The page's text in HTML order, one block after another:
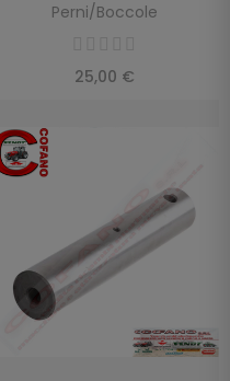
Perni/Boccole
25,00 €